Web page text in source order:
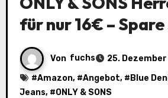
für nur 16€ – Spare
Von fuchs
25.
#Amazon, #Angebot, # Blue
Jeans, #ONLY & SONS